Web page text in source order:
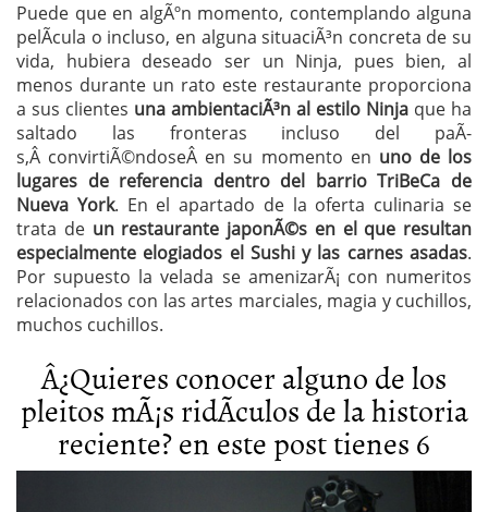
Puede que en algÃºn momento, contemplando alguna
pelÃ­cula o incluso, en alguna situaciÃ³n concreta de su
vida, hubiera deseado ser un Ninja, pues bien, al
menos durante un rato este restaurante proporciona
a sus clientes una ambientaciÃ³n al estilo Ninja que ha
saltado las fronteras incluso del paÃ­
s,Â convirtiÃ©ndoseÂ en su momento en uno de los
lugares de referencia dentro del barrio TriBeCa de
Nueva York. En el apartado de la oferta culinaria se
trata deun restaurante japonÃ©s en el que resultan
especialmente elogiados el Sushi y las carnes asadas.
Por supuesto la velada se amenizarÃ¡ con numeritos
relacionados con las artes marciales, magia y cuchillos,
muchos cuchillos.
Â¿Quieres conocer alguno de los
pleitos mÃ¡s ridÃ­culos de la historia
reciente? en este post tienes 6